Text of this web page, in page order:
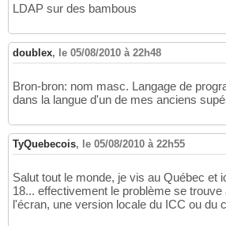
LDAP sur des bambous
doublex, le 05/08/2010 à 22h48
Bron-bron: nom masc. Langage de
dans la langue d'un de mes anciens
TyQuebecois, le 05/08/2010 à 22h55
Salut tout le monde, je vis au Québec et
18... effectivement le problème se
l'écran, une version locale du ICC ou du